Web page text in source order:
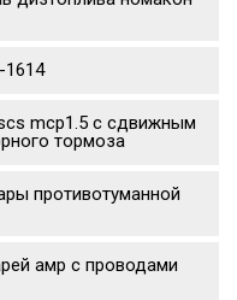
1614
mcp1.5 с сдвижным
тормоза
противотуманной
амр с проводами